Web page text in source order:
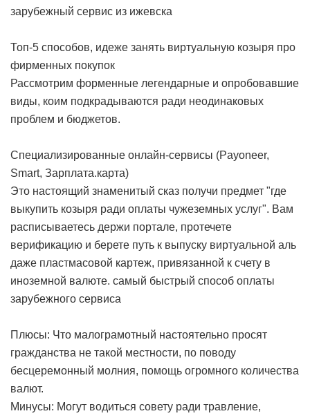
зарубежный сервис из ижевска
Топ-5 способов, идеже занять виртуальную козыря про
фирменных покупок
Рассмотрим форменные легендарные и опробовавшие
виды, коим подкрадываются ради неодинаковых
проблем и бюджетов.
Специализированные онлайн-сервисы (Payoneer,
Smart, Зарплата.карта)
Это настоящий знаменитый сказ получи предмет "где
выкупить козыря ради оплаты чужеземных услуг". Вам
расписываетесь держи портале, протечете
верификацию и берете путь к выпуску виртуальной аль
даже пластмасовой картеж, привязанной к счету в
иноземной валюте. самый быстрый способ оплаты
зарубежного сервиса
Плюсы: Что малограмотный настоятельно просят
гражданства не такой местности, по поводу
бесцеремонный молния, помощь огромного количества
валют.
Минусы: Могут водиться совету ради травление,